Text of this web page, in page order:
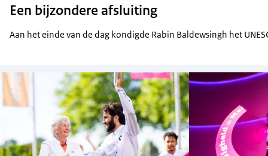
Een bijzondere afsluiting
Aan het einde van de dag kondigde Rabin Baldewsingh het